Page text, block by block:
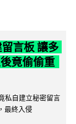
言板 讓多
竟偷偷重
私自建立秘密留言
最終入侵